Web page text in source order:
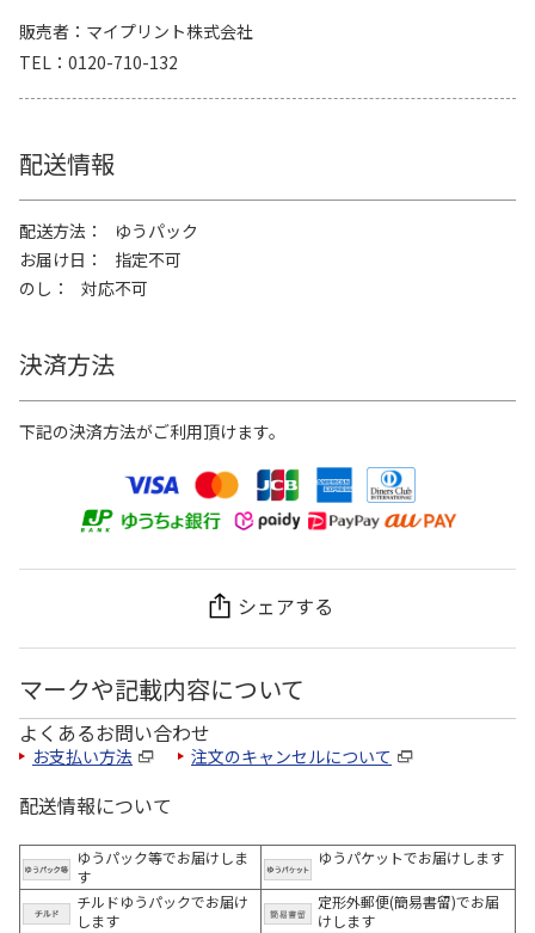
販売者
マイプリント株式会社
TEL
0120-710-132
配送情報
配送方法
ゆうパック
お届け日
指定不可
のし
対応不可
決済方法
下記の決済方法がご利用頂けます。
シェアする
マークや記載内容について
よくあるお問い合わせ
お支払い方法 注文のキャンセルについて
配送情報について
ゆうパック等でお届けしま
す
ゆうパケットでお届けします
チルドゆうパックでお届け
します
定形外郵便(簡易書留)でお届
けします